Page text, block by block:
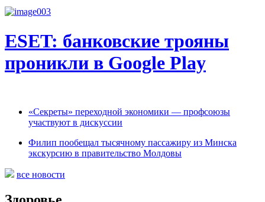
ESET: банковские трояны
проникли в Google Play
«Секреты» переходной экономики — профсоюзы
участвуют в дискуссии
Филип пообещал тысячному пассажиру из Минска
экскурсию в правительство Молдовы
все новости